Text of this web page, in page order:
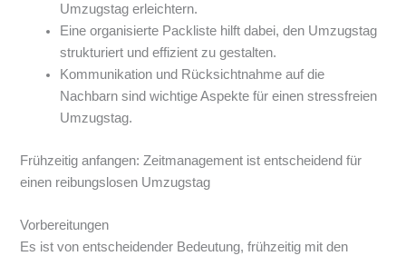
Umzugstag erleichtern.
Eine organisierte Packliste hilft dabei, den Umzugstag
strukturiert und effizient zu gestalten.
Kommunikation und Rücksichtnahme auf die
Nachbarn sind wichtige Aspekte für einen stressfreien
Umzugstag.
Frühzeitig anfangen: Zeitmanagement ist entscheidend für
einen reibungslosen Umzugstag
Vorbereitungen
Es ist von entscheidender Bedeutung, frühzeitig mit den